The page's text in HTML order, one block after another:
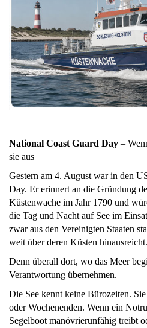
National Coast Guard Day –
sie aus
Gestern am 4. August war in den
Day. Er erinnert an die Gründung
Küstenwache im Jahr 1790 und
die Tag und Nacht auf See im
zwar aus den Vereinigten Staaten
weit über deren Küsten hinausreicht.
Denn überall dort, wo das Meer
Verantwortung übernehmen.
Die See kennt keine Bürozeiten.
oder Wochenenden. Wenn ein
Segelboot manövrierunfähig treibt